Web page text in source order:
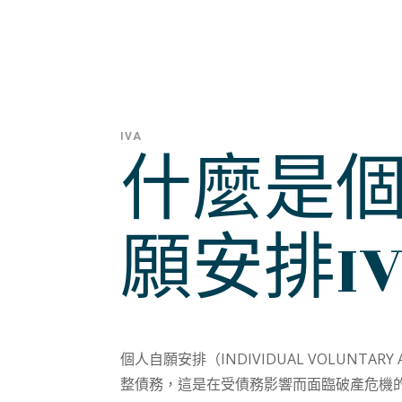
IVA
什麼是
願安排
個人自願安排（INDIVIDUAL VOLUNTARY
整債務，這是在受債務影響而面臨破產危機